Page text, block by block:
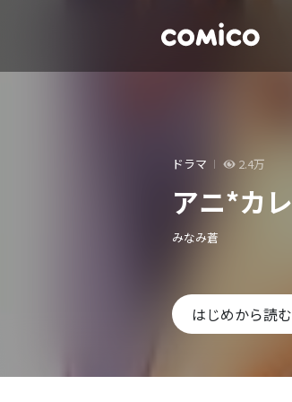
ドラマ 2.4万
アニ*カレ
みなみ蒼
はじめから読む